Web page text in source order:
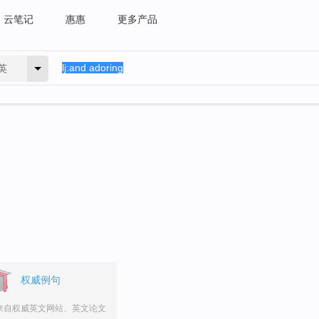
云笔记 惠惠 更多产品
权威例句
自权威英文网站、英文论文